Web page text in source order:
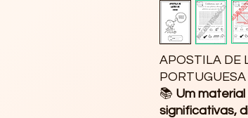
APOSTILA DE
PORTUGUESA
📚 Um
significativas,